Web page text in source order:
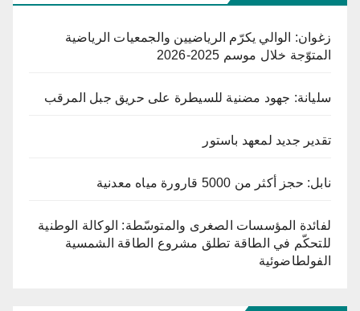
زغوان: الوالي يكرّم الرياضيين والجمعيات الرياضية
المتوّجة خلال موسم 2025-2026
سليانة: جهود مضنية للسيطرة على حريق جبل المرقب
تقدير جديد لمعهد باستور
نابل: حجز أكثر من 5000 قارورة مياه معدنية
لفائدة المؤسسات الصغرى والمتوسّطة: الوكالة الوطنية
للتحكّم في الطاقة تطلق مشروع الطاقة الشمسية
الفولطاضوئية